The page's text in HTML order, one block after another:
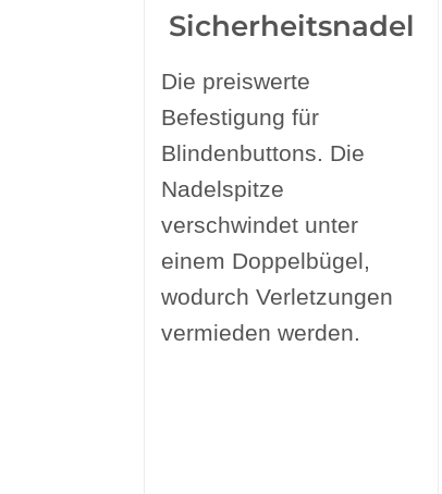
Sicherheitsnadel
Die preiswerte
Befestigung für
Blindenbuttons. Die
Nadelspitze
verschwindet unter
einem Doppelbügel,
wodurch Verletzungen
vermieden werden.